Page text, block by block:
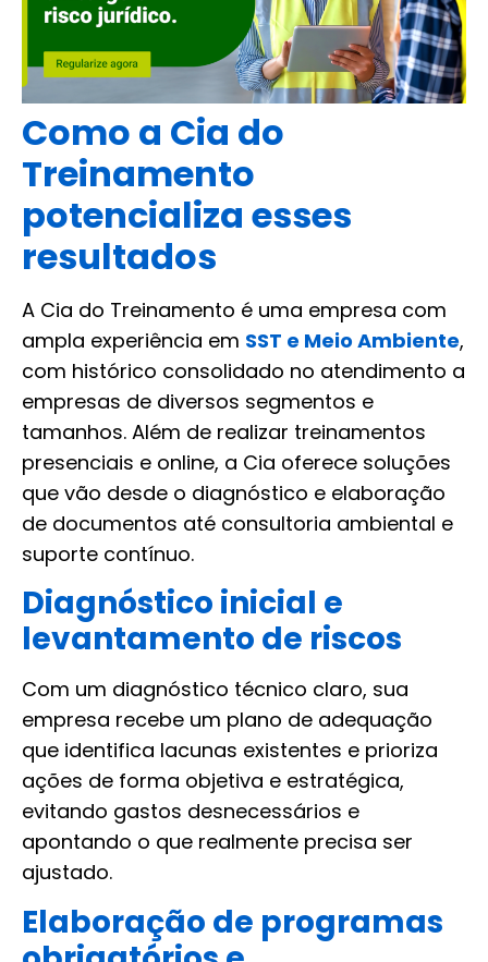
Como a Cia do
Treinamento
potencializa esses
resultados
A Cia do Treinamento é uma empresa com
ampla experiência em SST e Meio Ambiente,
com histórico consolidado no atendimento a
empresas de diversos segmentos e
tamanhos. Além de realizar treinamentos
presenciais e online, a Cia oferece soluções
que vão desde o diagnóstico e elaboração
de documentos até consultoria ambiental e
suporte contínuo.
Diagnóstico inicial e
levantamento de riscos
Com um diagnóstico técnico claro, sua
empresa recebe um plano de adequação
que identifica lacunas existentes e prioriza
ações de forma objetiva e estratégica,
evitando gastos desnecessários e
apontando o que realmente precisa ser
ajustado.
Elaboração de programas